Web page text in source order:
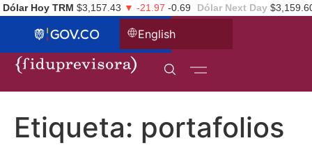
Dólar Hoy TRM $3,157.43 ▼ -21.97 -0.69 Dólar Next Day
English
Etiqueta: portafolios